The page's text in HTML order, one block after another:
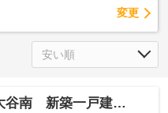
変更
新築一戸建て 3号棟